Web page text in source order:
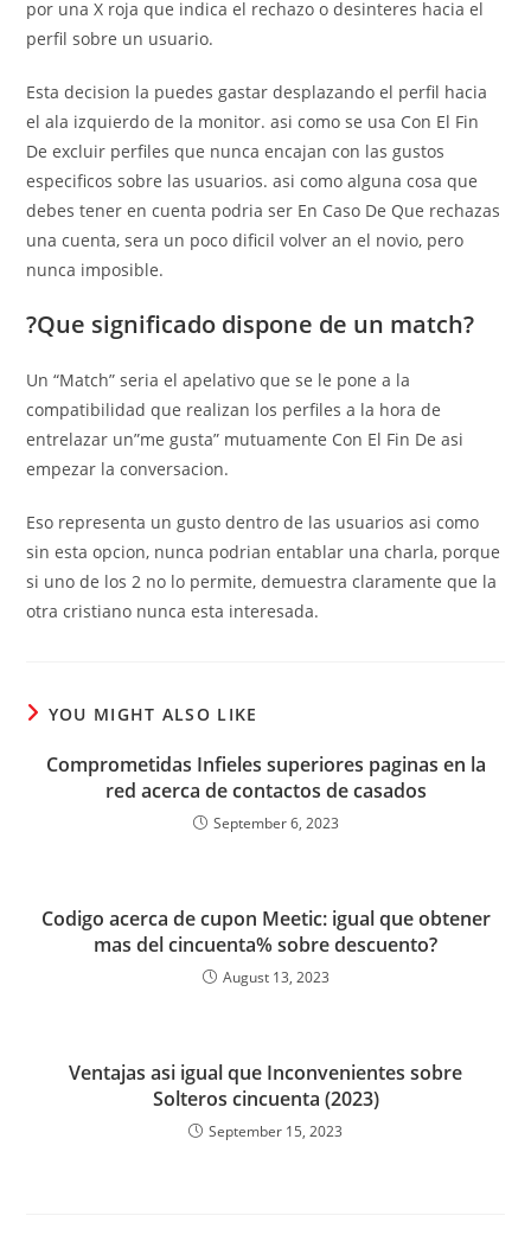
por una X roja que indica el rechazo o desinteres hacia el
perfil sobre un usuario.
Esta decision la puedes gastar desplazando el perfil hacia
el ala izquierdo de la monitor. asi­ como se usa Con El Fin
De excluir perfiles que nunca encajan con las gustos
especificos sobre las usuarios. asi­ como alguna cosa que
debes tener en cuenta podri­a ser En Caso De Que rechazas
una cuenta, sera un poco dificil volver an el novio, pero
nunca imposible.
?Que significado dispone de un match?
Un “Match” seri­a el apelativo que se le pone a la
compatibilidad que realizan los perfiles a la hora de
entrelazar un”me gusta” mutuamente Con El Fin De asi
empezar la conversacion.
Eso representa un gusto dentro de las usuarios asi­ como
sin esta opcion, nunca podrian entablar una charla, porque
si uno de los 2 no lo permite, demuestra claramente que la
otra cristiano nunca esta interesada.
YOU MIGHT ALSO LIKE
Comprometidas Infieles superiores paginas en la
red acerca de contactos de casados
September 6, 2023
Codigo acerca de cupon Meetic: igual que obtener
mas del cincuenta% sobre descuento?
August 13, 2023
Ventajas asi igual que Inconvenientes sobre
Solteros cincuenta (2023)
September 15, 2023